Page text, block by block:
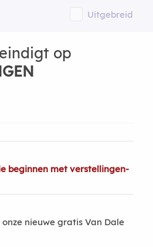
Uitgebreid
op
beginnen met verstellingen-
nieuwe gratis Van Dale